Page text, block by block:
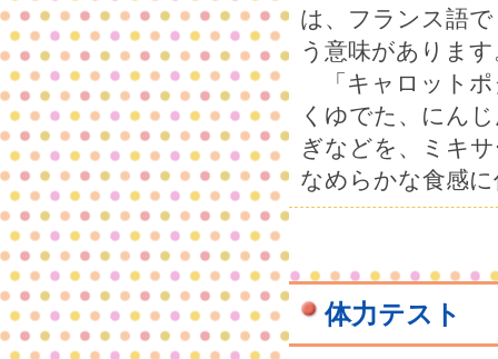
は、フランス語
う意味があります
「キャロットポ
くゆでた、にん
ぎなどを、ミキ
なめらかな食感
体力テスト